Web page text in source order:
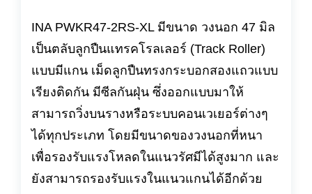
INA PWKR47-2RS-XL มีขนาด วงนอก 47 มิล
เป็นตลับลูกปืนแทรคโรลเลอร์ (Track Roller)
แบบมีแกน เม็ดลูกปืนทรงกระบอกสองแถวแบบ
เรียงติดกัน มีซีลกันฝุ่น ซึ่งออกแบบมาให้
สามารถวิ่งบนรางหรือระบบคอนเวเยอร์ต่างๆ
ได้ทุกประเภท โดยมีขนาดของวงนอกที่หนา
เพื่อรองรับแรงโหลดในแนวรัศมีได้สูงมาก และ
ยังสามารถรองรับแรงในแนวแกนได้อีกด้วย